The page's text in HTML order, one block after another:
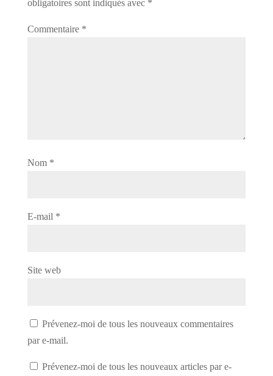
obligatoires sont indiqués avec *
Commentaire *
Nom *
E-mail *
Site web
Prévenez-moi de tous les nouveaux commentaires
par e-mail.
Prévenez-moi de tous les nouveaux articles par e-